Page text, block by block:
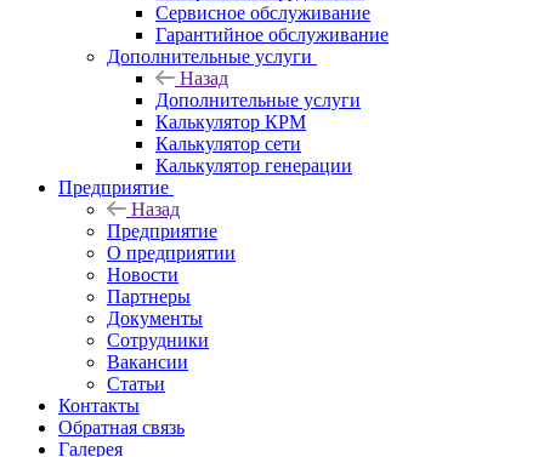
Сервисное обслуживание
Гарантийное обслуживание
Дополнительные услуги
Назад
Дополнительные услуги
Калькулятор КРМ
Калькулятор сети
Калькулятор генерации
Предприятие
Назад
Предприятие
О предприятии
Новости
Партнеры
Документы
Сотрудники
Вакансии
Статьи
Контакты
Обратная связь
Галерея